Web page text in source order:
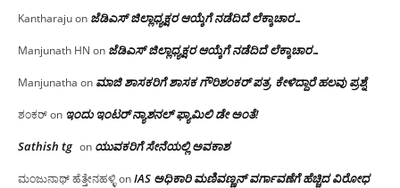
Kantharajuon ಜೆಡಿಎಸ್ ಜಿಲ್ಲಾಧ್ಯಕ್ಷರ ಆಯ್ಕೆಗೆ ನಡೆದಿದೆ ಲೆಕ್ಕಾಚಾರ…
Manjunath HN on ಜೆಡಿಎಸ್ ಜಿಲ್ಲಾಧ್ಯಕ್ಷರ ಆಯ್ಕೆಗೆ ನಡೆದಿದೆ ಲೆಕ್ಕಾಚಾರ…
Manjunatha on ಮಾಜಿ ಶಾಸಕರಿಗೆ ಶಾಸಕ ಗೌರಿಶಂಕರ್ ಪತ್ರ, ಕೇಳಿದ್ದಾರೆ ಹಲವು ಪ್ರಶ್ನೆ
ಶಂಕರ್on ಇಂದು ಇಂಟರ್ ನ್ಯಾಶನಲ್ ಫ್ಯಾಮಿಲಿ ಡೇ ಅಂತೆ!
Sathish tg on ಯುವಕರಿಗೆ ಸೇನೆಯಲ್ಲಿ ಅವಕಾಶ
ಮಂಜುನಾಥ್ ಹೆತ್ತೇನಹಳ್ಳಿonIAS ಅಧಿಕಾರಿ ಮಣಿವಣ್ಣನ್ ವರ್ಗಾವಣೆಗೆ ಹೆಚ್ಚಿದ‌ ವಿರೋಧ